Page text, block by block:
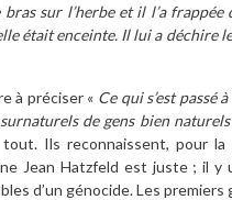
sur l’herbe et il l’a frappée
était enceinte. Il lui a déchire
à préciser « Ce qui s’est passé
de gens bien naturels
Ils reconnaissent, pour
Jean Hatzfeld est juste ; il y
d’un génocide. Les